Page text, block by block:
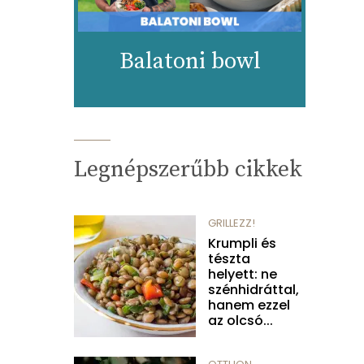
Balatoni bowl
Legnépszerűbb cikkek
GRILLEZZ!
Krumpli és
tészta
helyett: ne
szénhidráttal,
hanem ezzel
az olcsó...